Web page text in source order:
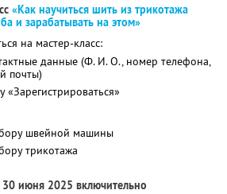
«Как научиться шить из трикотажа
и зарабатывать на этом»
на мастер-класс:
данные (Ф. И. О., номер телефона,
почты)
«Зарегистрироваться»
швейной машины
трикотажа
30 июня 2025 включительно